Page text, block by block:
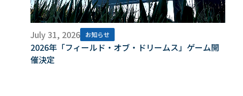
July 31, 2026 お知らせ
2026年「フィールド・オブ・ドリームス」ゲーム開
催決定